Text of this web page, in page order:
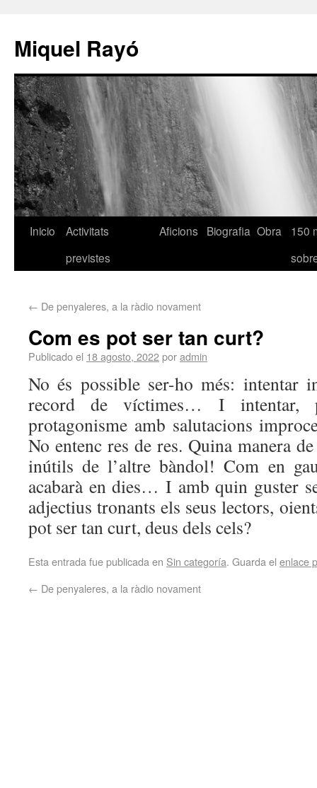
Miquel Rayó
Inicio
Activitats
previstes
Aficions Biografia Obra
150
← De penyaleres, a la ràdio novament
Com es pot ser tan curt?
Publicado el 18 agosto, 2022poradmin
No és possible ser-ho més: intentar
record de víctimes… I intentar,
protagonisme amb salutacions
No entenc res de res. Quina manera
inútils de l’altre bàndol! Com en
acabarà en dies… I amb quin guster
adjectius tronants els seus lectors,
pot ser tan curt, deus dels cels?
Esta entrada fue publicada en Sin categoría. Guarda el enlace
← De penyaleres, a la ràdio novament